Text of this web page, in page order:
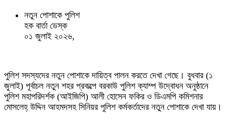
নতুন পোশাকে পুলিশ
হক বার্তা ডেস্ক
০১ জুলাই ২০২৬,
পুলিশ সদস্যদের নতুন পোশাকে দায়িত্ব পালন করতে দেখা গেছে। বুধবার (১
জুলাই) পূর্বাচল নতুন শহর প্রকল্পে বরকাউ পুলিশ ক্যাম্প উদ্বোধন অনুষ্ঠানে
পুলিশ মহাপরিদর্শক (আইজিপি) আলী হোসেন ফকির ও ডিএমপি কমিশনার
মোসলেহ্ উদ্দিন আহমদসহ সিনিয়র পুলিশ কর্মকর্তাদের নতুন পোশাকে দেখা যায়।